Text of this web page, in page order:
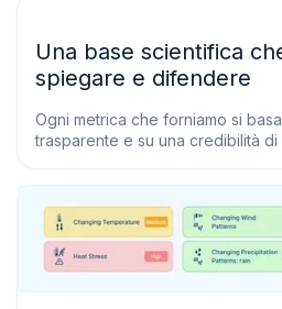
Una base scientifica
spiegare e difendere
Ogni metrica che forniamo si
trasparente e su una credibilità